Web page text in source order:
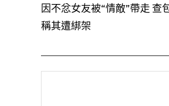
因不忿女友被“情敵”帶走 查
稱其遭綁架